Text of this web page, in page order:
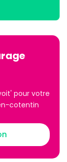
pour votre
cotentin